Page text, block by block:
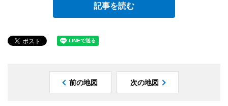
記事を読む
前の地図 次の地図